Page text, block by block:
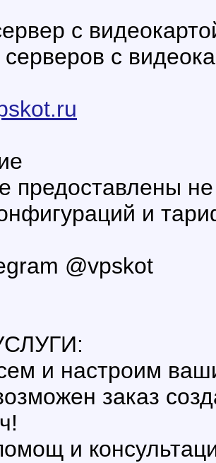
с
серверов с
предоставлены
и
@vpskot
и настроим
заказ
и